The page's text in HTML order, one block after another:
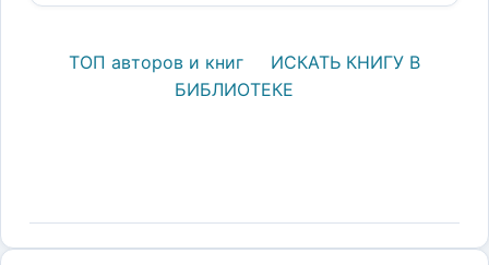
ТОП авторов и книг
ИСКАТЬ КНИГУ В
БИБЛИОТЕКЕ